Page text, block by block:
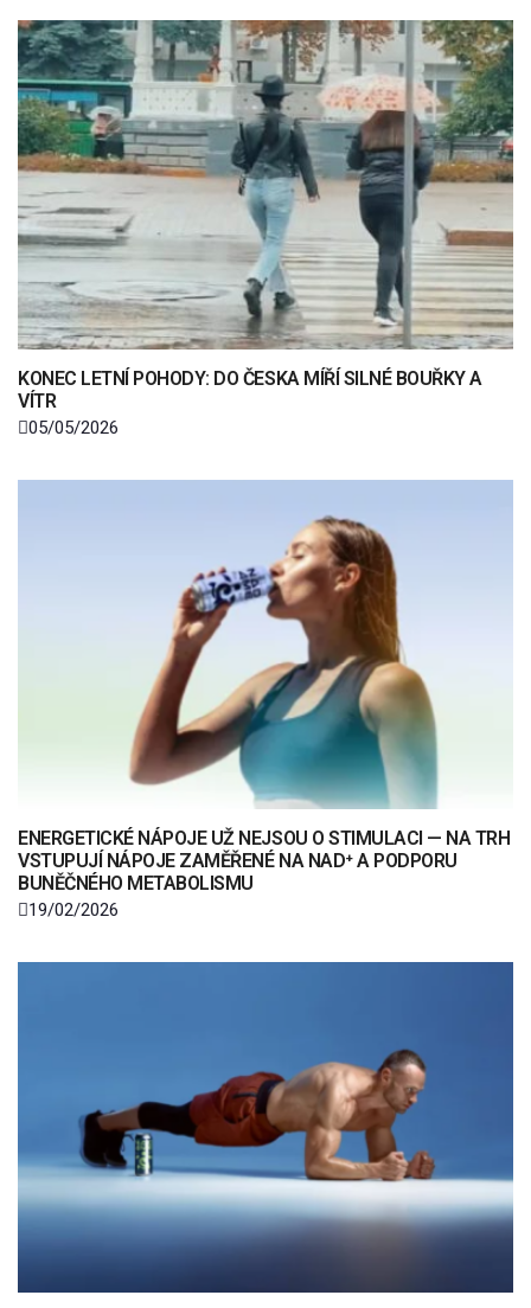
KONEC LETNÍ POHODY: DO ČESKA MÍŘÍ SILNÉ BOUŘKY A
VÍTR
05/05/2026
ENERGETICKÉ NÁPOJE UŽ NEJSOU O STIMULACI — NA TRH
VSTUPUJÍ NÁPOJE ZAMĚŘENÉ NA NAD⁺ A PODPORU
BUNĚČNÉHO METABOLISMU
19/02/2026